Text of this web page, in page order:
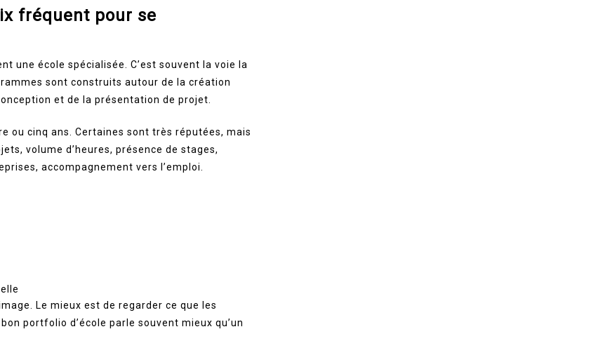
fréquent pour se
une école spécialisée. C’est souvent la voie la
sont construits autour de la création
et de la présentation de projet.
ou cinq ans. Certaines sont très réputées, mais
volume d’heures, présence de stages,
accompagnement vers l’emploi.
Le mieux est de regarder ce que les
portfolio d’école parle souvent mieux qu’un